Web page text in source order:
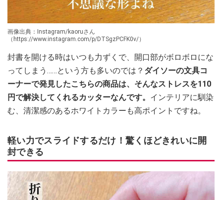
画像出典：Instagram/kaoruさん
（https://www.instagram.com/p/DTSgzPCFK0v/）
封書を開ける時はいつも力ずくで、開口部がボロボロにな
ってしまう……という方も多いのでは？ ダイソーの文具コ
ーナーで発見したこちらの商品は、そんなストレスを110
円で解決してくれるカッターなんです。 インテリアに馴染
む、清潔感のあるホワイトカラーも高ポイントですね。
軽い力でスライドするだけ！驚くほどきれいに開
封できる